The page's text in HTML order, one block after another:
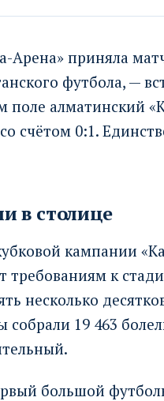
Арена» приняла
футбола, —
алматинский
счётом 0:1.
в столице
кампании
требованиям к
несколько
19 463
большой